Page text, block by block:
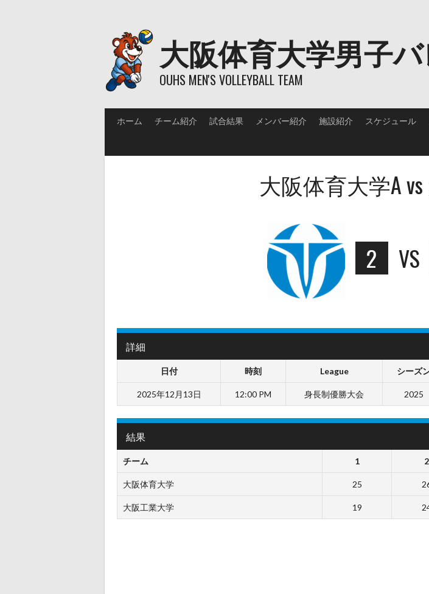
大阪体育大学男子
OUHS MEN'S VOLLEYBALL TEAM
ホーム チーム紹介 試合結果 メンバー紹介 施設紹介 スケジュール
大阪体育大学A
2 VS
詳細
日付 時刻 League シーズ
2025年12月13日 12:00 PM 身長制優勝大会 2025
結果
チーム 1 2
大阪体育大学 25
大阪工業大学 19